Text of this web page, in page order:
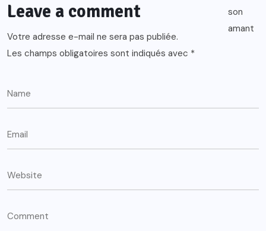
Leave a comment
Votre adresse e-mail ne sera pas publiée.
Les champs obligatoires sont indiqués avec *